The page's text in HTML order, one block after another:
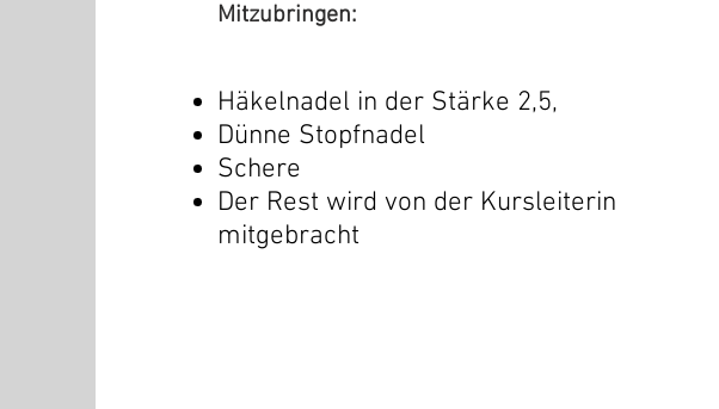
Mitzubringen:
Häkelnadel in der Stärke 2,5,
Dünne Stopfnadel
Schere
Der Rest wird von der Kursleiterin
mitgebracht